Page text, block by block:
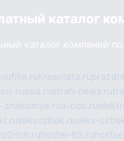
каталог
каталог компаний
ufille.rukrasotata.ru
russia.rustrah-news.ru
znakomye.rua-cdc.ru
seksuzbek.ruseks-
2rich.ru hostel-65.ru